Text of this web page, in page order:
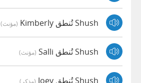
Shush تُنطق Kimberly (مؤنث)
Shush تُنطق Salli (مؤنث)
Shush تُنطق Joey (مذكر)